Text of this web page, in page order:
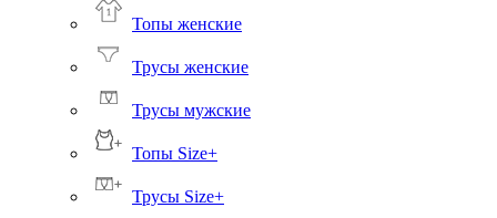
Топы женские
Трусы женские
Трусы мужские
Топы Size+
Трусы Size+